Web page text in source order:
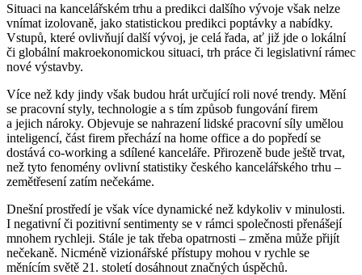
Situaci na kancelářském trhu a predikci dalšího vývoje však nelze
vnímat izolovaně, jako statistickou predikci poptávky a nabídky.
Vstupů, které ovlivňují další vývoj, je celá řada, ať již jde o lokální
či globální makroekonomickou situaci, trh práce či legislativní rámec
nové výstavby.
Více než kdy jindy však budou hrát určující roli nové trendy. Mění
se pracovní styly, technologie a s tím způsob fungování firem
a jejich nároky. Objevuje se nahrazení lidské pracovní síly umělou
inteligencí, část firem přechází na home office a do popředí se
dostává co-working a sdílené kanceláře. Přirozeně bude ještě trvat,
než tyto fenomény ovlivní statistiky českého kancelářského trhu –
zemětřesení zatím nečekáme.
Dnešní prostředí je však více dynamické než kdykoliv v minulosti.
I negativní či pozitivní sentimenty se v rámci společnosti přenášejí
mnohem rychleji. Stále je tak třeba opatrnosti – změna může přijít
nečekaně. Nicméně vizionářské přístupy mohou v rychle se
měnícím světě 21. století dosáhnout značných úspěchů.